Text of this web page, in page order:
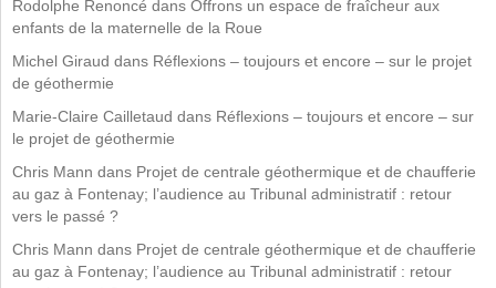
Rodolphe Renoncé dans Offrons un espace de fraîcheur aux
enfants de la maternelle de la Roue
Michel Giraud dans Réflexions – toujours et encore – sur le projet
de géothermie
Marie-Claire Cailletaud dans Réflexions – toujours et encore – sur
le projet de géothermie
Chris Mann dans Projet de centrale géothermique et de chaufferie
au gaz à Fontenay; l’audience au Tribunal administratif : retour
vers le passé ?
Chris Mann dans Projet de centrale géothermique et de chaufferie
au gaz à Fontenay; l’audience au Tribunal administratif : retour